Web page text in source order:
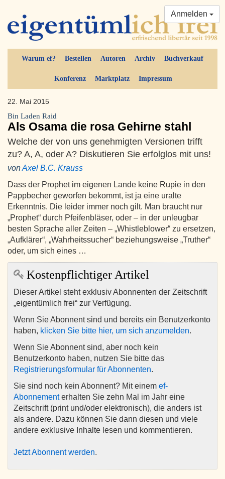
Warum ef? Bestellen Autoren Archiv Buchverkauf
Konferenz Marktplatz Impressum
Anmelden
22. Mai 2015
Bin Laden Raid
Als Osama die rosa Gehirne stahl
Welche der von uns genehmigten Versionen trifft
zu? A, A, oder A? Diskutieren Sie erfolglos mit uns!
vonAxel B.C. Krauss
Dass der Prophet im eigenen Lande keine Rupie in den
Pappbecher geworfen bekommt, ist ja eine uralte
Erkenntnis. Die leider immer noch gilt. Man braucht nur
„Prophet“ durch Pfeifenbläser, oder – in der unleugbar
besten Sprache aller Zeiten – „Whistleblower“ zu ersetzen,
„Aufklärer“, „Wahrheitssucher“ beziehungsweise „Truther“
oder, um sich eines …
Kostenpflichtiger Artikel
Dieser Artikel steht exklusiv Abonnenten der Zeitschrift
„eigentümlich frei“ zur Verfügung.
Wenn Sie Abonnent sind und bereits ein Benutzerkonto
haben, klicken Sie bitte hier, um sich anzumelden.
Wenn Sie Abonnent sind, aber noch kein
Benutzerkonto haben, nutzen Sie bitte das
Registrierungsformular für Abonnenten.
Sie sind noch kein Abonnent? Mit einem ef-
Abonnementerhalten Sie zehn Mal im Jahr eine
Zeitschrift (print und/oder elektronisch), die anders ist
als andere. Dazu können Sie dann diesen und viele
andere exklusive Inhalte lesen und kommentieren.
Jetzt Abonnent werden.